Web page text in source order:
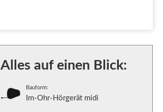
Alles auf einen Blick:
Bauform:
Im-Ohr-Hörgerät midi